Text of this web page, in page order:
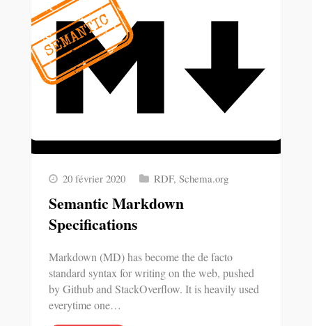
20 février 2020 RDF, Schema.org
Semantic Markdown
Specifications
Markdown (MD) has become the de facto
standard syntax for writing on the web, pushed
by Github and StackOverflow. It is heavily used
everytime one…